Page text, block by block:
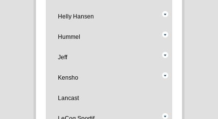
Helly Hansen
Hummel
Jeff
Kensho
Lancast